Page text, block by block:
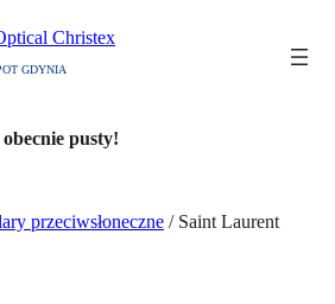
GDYNIA
pusty!
przeciwsłoneczne / Saint Laurent